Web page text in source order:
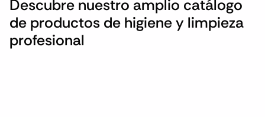
Descubre nuestro amplio catálogo
de productos de higiene y limpieza
profesional